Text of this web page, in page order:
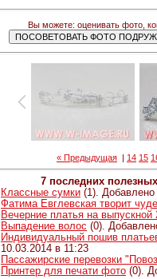
Вы можете: оценивать фото,
« Предыдущая | 14 15
7 последних
Классные сумки (1).
Фатима Евглевская творит
Вечерние платья на выпускной
Выпадение волос (0).
Индивидуальный пошив
10.03.2014 в 11:23
Пассажирские перевозки
Принтер для печати фото (0).